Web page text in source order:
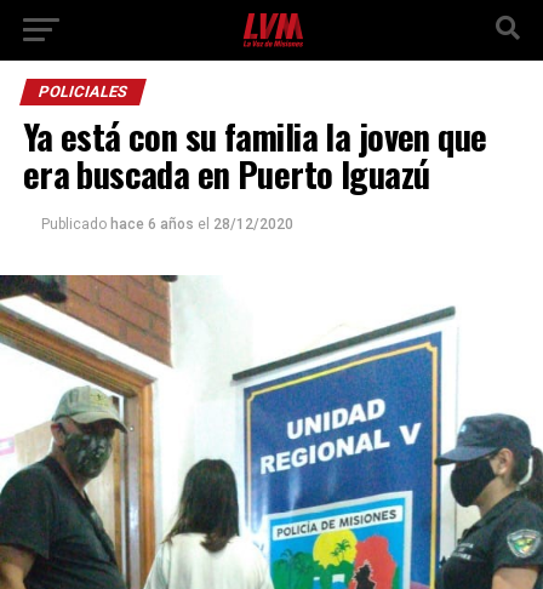
POLICIALES
Ya está con su familia la joven que
era buscada en Puerto Iguazú
Publicado hace 6 años el 28/12/2020